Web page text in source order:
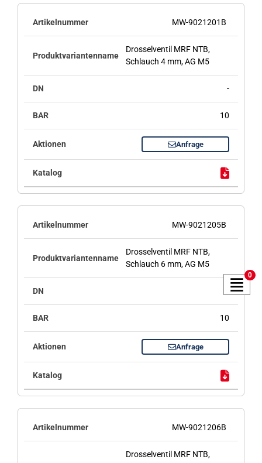
MW-9021201B
Drosselventil MRF NTB,
Schlauch 4 mm, AG M5
-
10
Anfrage
MW-9021205B
Drosselventil MRF NTB,
Schlauch 6 mm, AG M5
10
Anfrage
MW-9021206B
Drosselventil MRF NTB,
0